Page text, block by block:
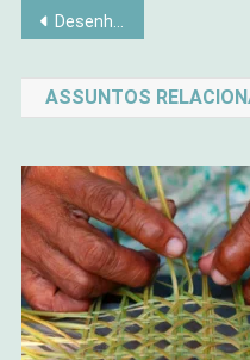
Navegação
de
Post
Desenhos que Marcaram uma Geração Onde Encontrá-los Hoje
ASSUNTOS